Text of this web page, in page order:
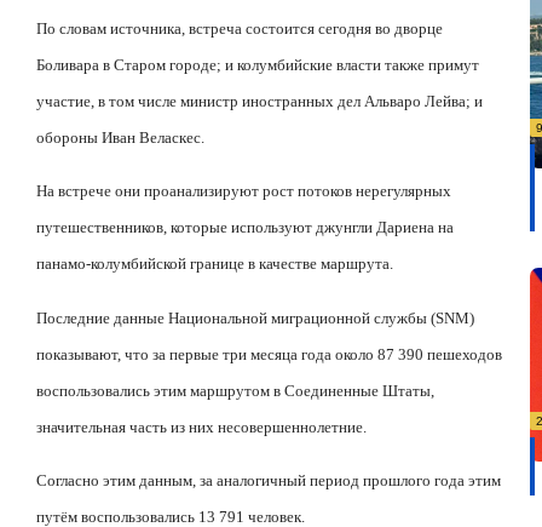
По словам источника, встреча состоится сегодня во дворце
Боливара в Старом городе; и колумбийские власти также примут
участие, в том числе министр иностранных дел Альваро Лейва; и
обороны Иван Веласкес.
На встрече они проанализируют рост потоков нерегулярных
путешественников, которые используют джунгли Дариена на
панамо-колумбийской границе в качестве маршрута.
Последние данные Национальной миграционной службы (SNM)
показывают, что за первые три месяца года около 87 390 пешеходов
воспользовались этим маршрутом в Соединенные Штаты,
значительная часть из них несовершеннолетние.
Согласно этим данным, за аналогичный период прошлого года этим
путём воспользовались 13 791 человек.